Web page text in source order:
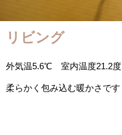
リビング
外気温5.6℃ 室内温度21.2度
柔らかく包み込む暖かさです